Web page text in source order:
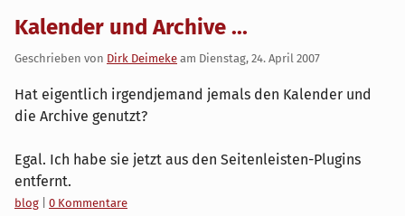
Kalender und Archive ...
Geschrieben von Dirk Deimeke am Dienstag, 24. April 2007
Hat eigentlich irgendjemand jemals den Kalender und
die Archive genutzt?
Egal. Ich habe sie jetzt aus den Seitenleisten-Plugins
entfernt.
Kategorien:
blog
0 Kommentare